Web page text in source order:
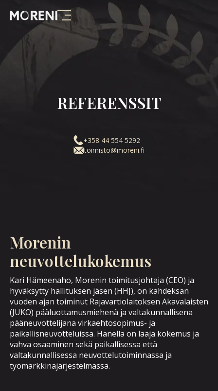
REFERENSSIT
+358 44 554 5292
toimisto@moreni.fi
Morenin
neuvottelukokemus
Kari Hämeenaho, Morenin toimitusjohtaja (CEO) ja
hyväksytty hallituksen jäsen (HHJ), on kahdeksan
vuoden ajan toiminut Rajavartiolaitoksen Akavalaisten
(JUKO) pääluottamusmiehenä ja valtakunnallisena
pääneuvottelijana virkaehtosopimus- ja
paikallisneuvotteluissa. Hänellä on laaja kokemus ja
vahva osaaminen sekä paikallisessa että
valtakunnallisessa neuvottelutoiminnassa ja
työmarkkinajärjestelmässä.